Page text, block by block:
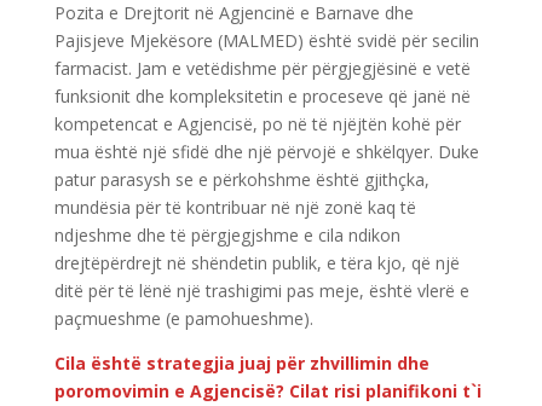
Pozita e Drejtorit në Agjencinë e Barnave dhe
Pajisjeve Mjekësore (MALMED) është svidë për secilin
farmacist. Jam e vetëdishme për përgjegjësinë e vetë
funksionit dhe kompleksitetin e proceseve që janë në
kompetencat e Agjencisë, po në të njëjtën kohë për
mua është një sfidë dhe një përvojë e shkëlqyer. Duke
patur parasysh se e përkohshme është gjithçka,
mundësia për të kontribuar në një zonë kaq të
ndjeshme dhe të përgjegjshme e cila ndikon
drejtëpërdrejt në shëndetin publik, e tëra kjo, që një
ditë për të lënë një trashigimi pas meje, është vlerë e
paçmueshme (e pamohueshme).
Cila është strategjia juaj për zhvillimin dhe
poromovimin e Agjencisë? Cilat risi planifikoni t`i